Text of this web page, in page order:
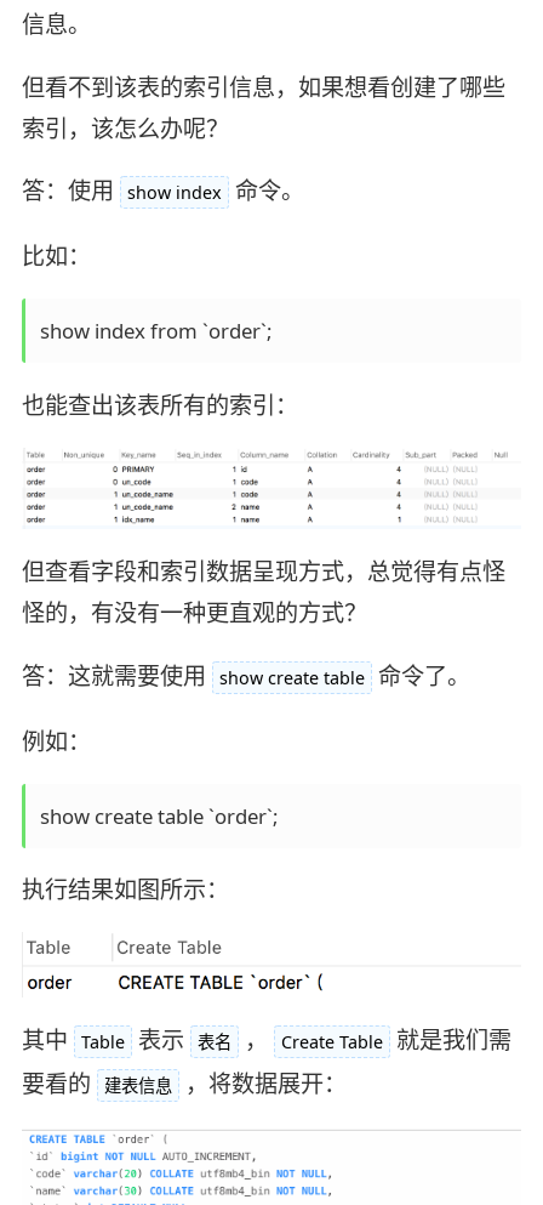
信息。
但看不到该表的索引信息，如果想看创建了哪些
索引，该怎么办呢？
答：使用
show index 命令。
比如：
show index from `order`;
也能查出该表所有的索引：
但查看字段和索引数据呈现方式，总觉得有点怪
怪的，有没有一种更直观的方式？
答：这就需要使用
show create table 命令了。
例如：
show create table `order`;
执行结果如图所示：
其中 Table 表示 表名 ， Create Table
就是我们需
要看的
建表信息 ，将数据展开：